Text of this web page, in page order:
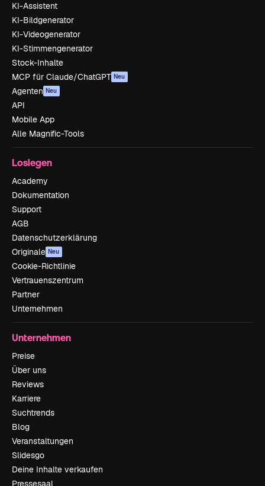
KI-Assistent
KI-Bildgenerator
KI-Videogenerator
KI-Stimmengenerator
Stock-Inhalte
MCP für Claude/ChatGPT Neu
Agenten Neu
API
Mobile App
Alle Magnific-Tools
Loslegen
Academy
Dokumentation
Support
AGB
Datenschutzerklärung
Originale Neu
Cookie-Richtlinie
Vertrauenszentrum
Partner
Unternehmen
Unternehmen
Preise
Über uns
Reviews
Karriere
Suchtrends
Blog
Veranstaltungen
Slidesgo
Deine Inhalte verkaufen
Pressesaal